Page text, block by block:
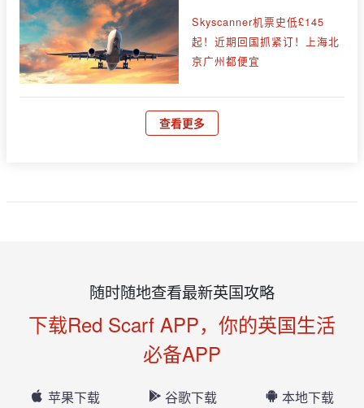
Skyscanner机票史低£145
起！近期回国抓紧订！上海北
京广州都便宜
查看更多
随时随地查看最新英国攻略
下载Red Scarf APP，你的英国生活
必备APP
苹果下载 谷歌下载 本地下载